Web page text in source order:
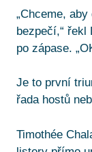
„Chceme,
bezpečí,“ řekl
po zápase.
Je to první
řada hostů
Timothée